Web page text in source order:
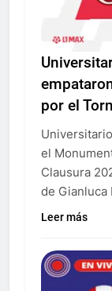
por el
el
Clausura
de Gianluca
Leer más